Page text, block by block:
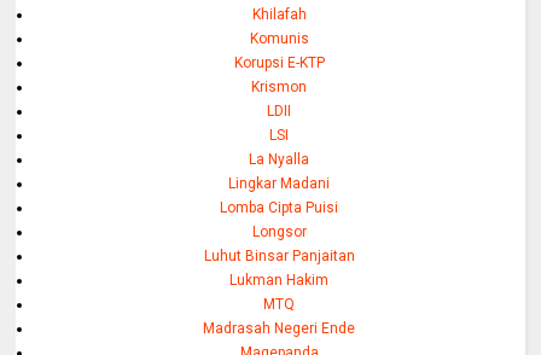
Khilafah
Komunis
Korupsi E-KTP
Krismon
LDII
LSI
La Nyalla
Lingkar Madani
Lomba Cipta Puisi
Longsor
Luhut Binsar Panjaitan
Lukman Hakim
MTQ
Madrasah Negeri Ende